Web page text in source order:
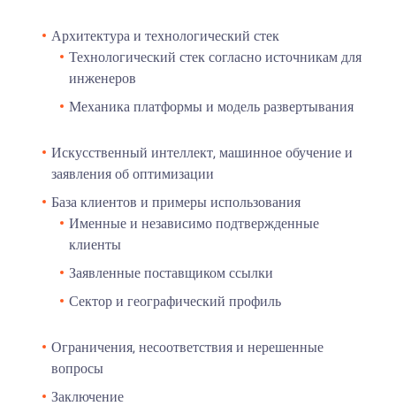
Архитектура и технологический стек
Технологический стек согласно источникам для
инженеров
Механика платформы и модель развертывания
Искусственный интеллект, машинное обучение и
заявления об оптимизации
База клиентов и примеры использования
Именные и независимо подтвержденные
клиенты
Заявленные поставщиком ссылки
Сектор и географический профиль
Ограничения, несоответствия и нерешенные
вопросы
Заключение